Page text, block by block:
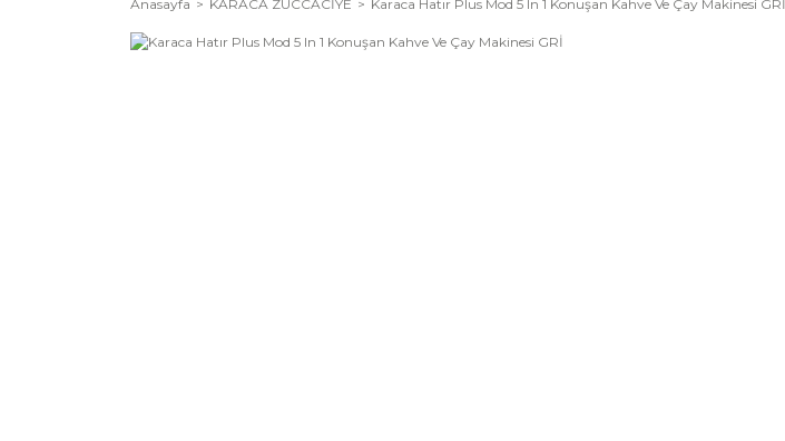
Anasayfa KARACA ZÜCCACİYE Karaca Hatır Plus Mod 5 In 1 Konuşan Kahve Ve Çay Makinesi GRİ